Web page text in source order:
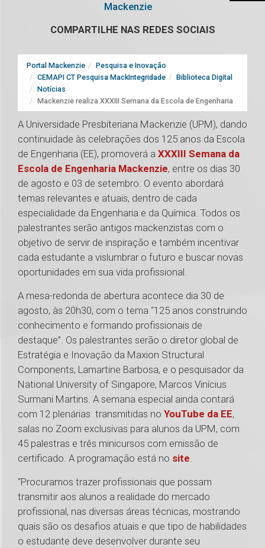
Mackenzie
COMPARTILHE NAS REDES SOCIAIS
Portal Mackenzie
Pesquisa e Inovação
CEMAPI CT Pesquisa MackIntegridade
Biblioteca Digital
Notícias
Mackenzie realiza XXXIII Semana da Escola de Engenharia
A Universidade Presbiteriana Mackenzie (UPM), dando
continuidade às celebrações dos 125 anos da Escola
de Engenharia (EE), promoverá a XXXIII Semana da
Escola de Engenharia Mackenzie, entre os dias 30
de agosto e 03 de setembro. O evento abordará
temas relevantes e atuais, dentro de cada
especialidade da Engenharia e da Química. Todos os
palestrantes serão antigos mackenzistas com o
objetivo de servir de inspiração e também incentivar
cada estudante a vislumbrar o futuro e buscar novas
oportunidades em sua vida profissional.
A mesa-redonda de abertura acontece dia 30 de
agosto, às 20h30, com o tema “125 anos construindo
conhecimento e formando profissionais de
destaque”. Os palestrantes serão o diretor global de
Estratégia e Inovação da Maxion Structural
Components, Lamartine Barbosa, e o pesquisador da
National University of Singapore, Marcos Vinícius
Surmani Martins. A semana especial ainda contará
com 12 plenárias transmitidas no YouTube da EE,
salas no Zoom exclusivas para alunos da UPM, com
45 palestras e três minicursos com emissão de
certificado. A programação está no site.
“Procuramos trazer profissionais que possam
transmitir aos alunos a realidade do mercado
profissional, nas diversas áreas técnicas, mostrando
quais são os desafios atuais e que tipo de habilidades
o estudante deve desenvolver durante seu